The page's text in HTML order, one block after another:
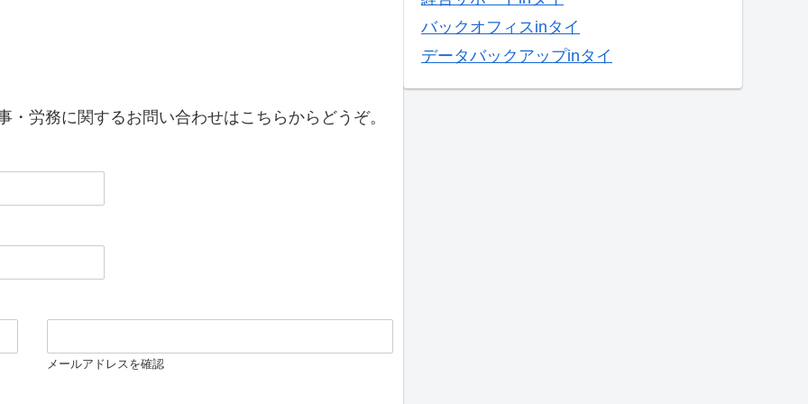
労務に関するお問い合わせはこちらからどうぞ。
メールアドレスを確認
バックオフィスinタイ
データバックアップinタイ